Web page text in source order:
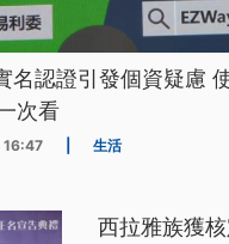
名認證引發個資疑慮
次看
生活
西拉雅族獲